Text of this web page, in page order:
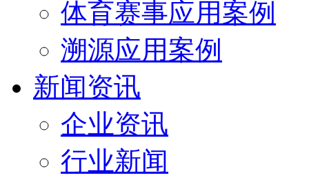
体育赛事应用案例
溯源应用案例
新闻资讯
企业资讯
行业新闻